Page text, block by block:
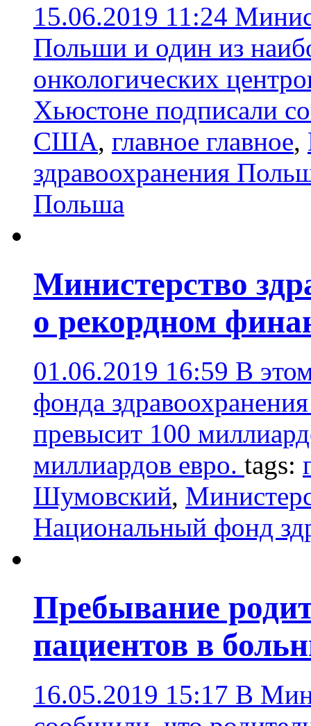
15.06.2019 11:24
Польши и один из
онкологических
Хьюстоне подписали
США, главное главное,
здравоохранения
Польша
Министерство
о рекордном
01.06.2019 16:59 В
фонда
превысит 100
миллиардов евро. tags:
Шумовский,
Национальный фонд
Пребывание
пациентов в
16.05.2019 15:17 В